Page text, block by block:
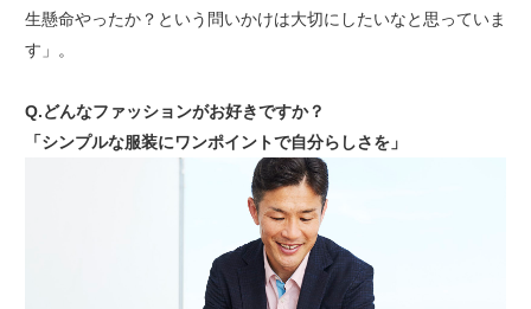
生懸命やったか？という問いかけは大切にしたいなと思っていま
す」。
Q.どんなファッションがお好きですか？
「シンプルな服装にワンポイントで自分らしさを」